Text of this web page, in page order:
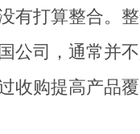
有打算整合。
公司，通常并
收购提高产品